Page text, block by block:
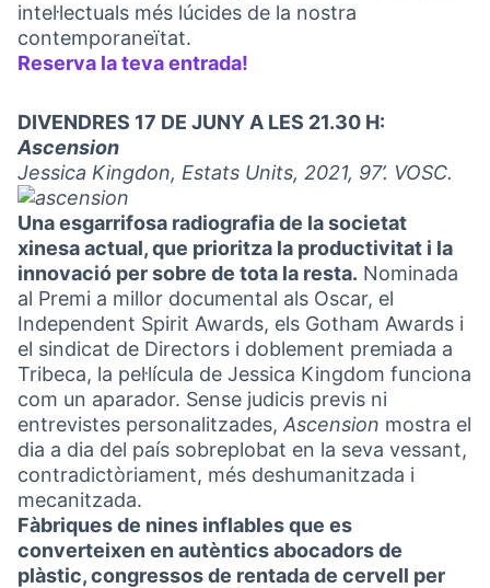
intel·lectuals més lúcides de la nostra
contemporaneïtat.
Reserva la teva entrada!
DIVENDRES 17 DE JUNY A LES 21.30 H:
Ascension
Jessica Kingdon, Estats Units, 2021, 97’. VOSC.
Una esgarrifosa radiografia de la societat
xinesa actual, que prioritza la productivitat i la
innovació per sobre de tota la resta. Nominada
al Premi a millor documental als Oscar, el
Independent Spirit Awards, els Gotham Awards i
el sindicat de Directors i doblement premiada a
Tribeca, la pel·lícula de Jessica Kingdom funciona
com un aparador. Sense judicis previs ni
entrevistes personalitzades, Ascension mostra el
dia a dia del país sobreplobat en la seva vessant,
contradictòriament, més deshumanitzada i
mecanitzada.
Fàbriques de nines inflables que es
converteixen en autèntics abocadors de
plàstic, congressos de rentada de cervell per